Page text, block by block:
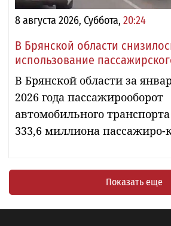
8 августа 2026, Суббота, 20:24
В Брянской области
использование
В Брянской области за
2026 года пассажирооборот
автомобильного
333,6 миллиона пассажиро-
Показать еще